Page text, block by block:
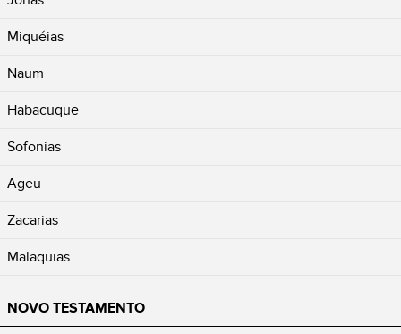
Miquéias
Naum
Habacuque
Sofonias
Ageu
Zacarias
Malaquias
NOVO TESTAMENTO